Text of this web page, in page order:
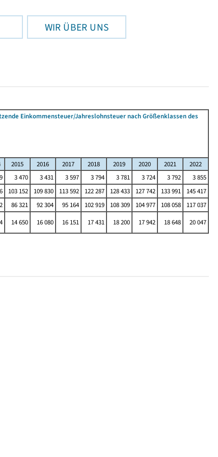
WIR ÜBER UNS
Einkommensteuer/Jahreslohnsteuer nach Größenklassen des
2015 2016 2017 2018 2019 2020 2021
2022
3 470 3 431 3 597 3 794 3 781 3 724 3 792
3 855
103 152 109 830 113 592 122 287 128 433 127 742 133 991
145 417
86 321 92 304 95 164 102 919 108 309 104 977 108 058
117 037
14 650 16 080 16 151 17 431 18 200 17 942 18 648 20 047